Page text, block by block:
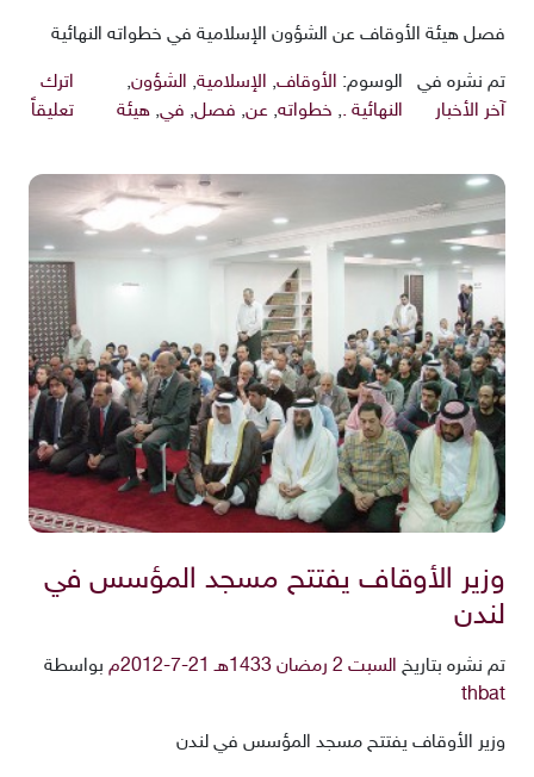
فصل هيئة الأوقاف عن الشؤون الإسلامية في خطواته النهائية
تم نشره في
آخر الأخبار
الوسوم: الأوقاف, الإسلامية, الشؤون,
النهائية ., خطواته,عن, فصل, في,هيئة
اترك
تعليقاً
وزير الأوقاف يفتتح مسجد المؤسس في
لندن
تم نشره بتاريخ السبت 2 رمضان 1433هـ 21-7-2012م
بواسطة
thbat
وزير الأوقاف يفتتح مسجد المؤسس في لندن